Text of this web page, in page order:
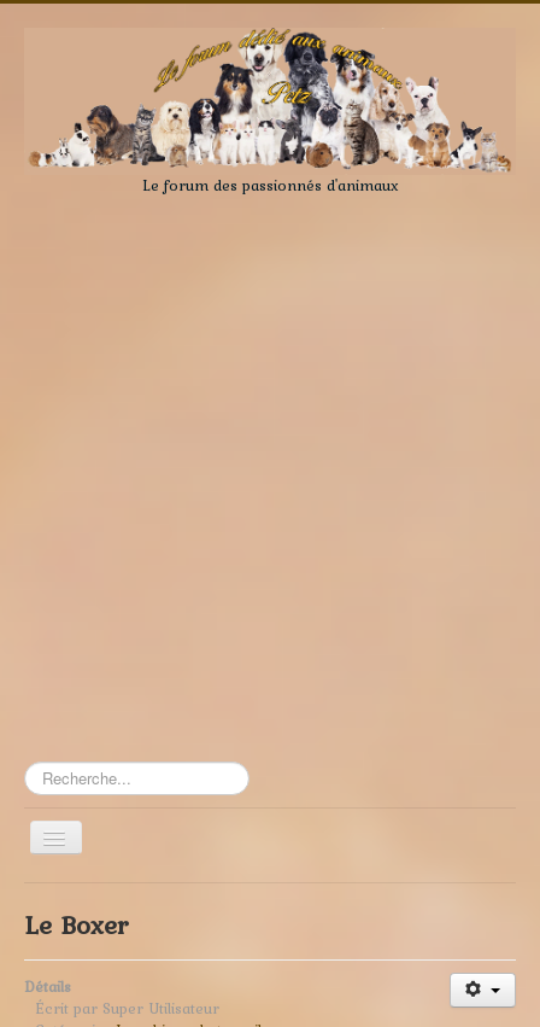
Le forum des passionnés d'animaux
Rechercher
Toggle
Navigation
Le Boxer
Détails
Écrit par Super Utilisateur